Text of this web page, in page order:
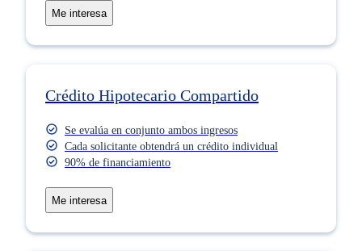
Me interesa
Crédito Hipotecario Compartido
Se evalúa en conjunto ambos ingresos
Cada solicitante obtendrá un crédito individual
90% de financiamiento​
Me interesa